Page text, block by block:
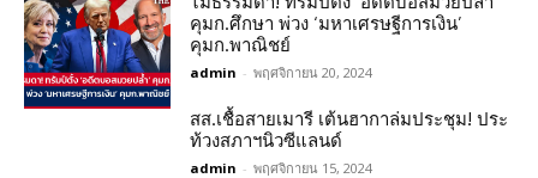
คุมก.ศึกษา พ่วง ‘มหาเศรษฐีการเงิน’
คุมก.พาณิชย์
admin - พฤศจิกายน 20, 2024
สส.เชื้อสายเมารี เต้นฮากาล่มประชุม! ประ
ท้วงสภาฯนิวซีแลนด์
admin - พฤศจิกายน 15, 2024